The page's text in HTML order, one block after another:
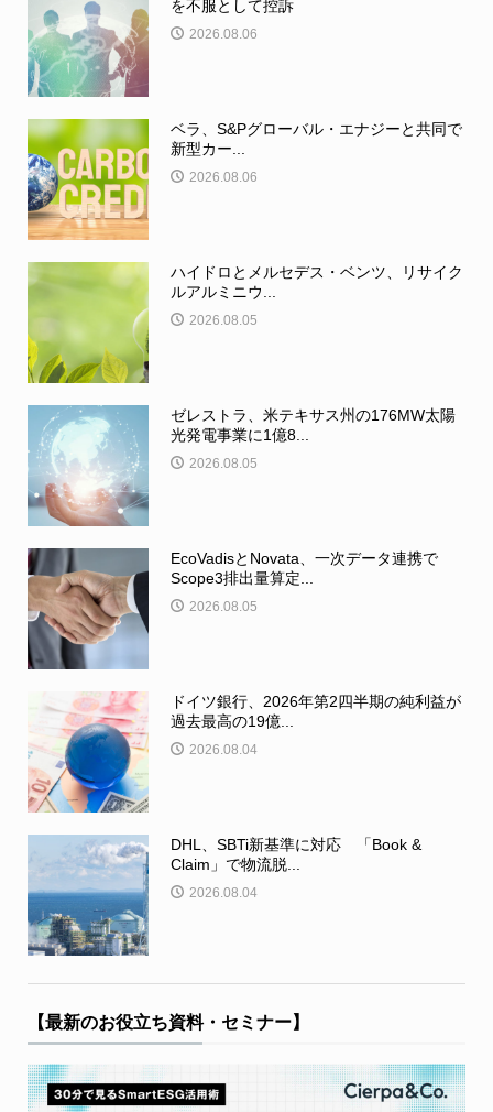
を不服として控訴
2026.08.06
ベラ、S&Pグローバル・エナジーと共同で
新型カー...
2026.08.06
ハイドロとメルセデス・ベンツ、リサイク
ルアルミニウ...
2026.08.05
ゼレストラ、米テキサス州の176MW太陽
光発電事業に1億8...
2026.08.05
EcoVadisとNovata、一次データ連携で
Scope3排出量算定...
2026.08.05
ドイツ銀行、2026年第2四半期の純利益が
過去最高の19億...
2026.08.04
DHL、SBTi新基準に対応 「Book &
Claim」で物流脱...
2026.08.04
【最新のお役立ち資料・セミナー】